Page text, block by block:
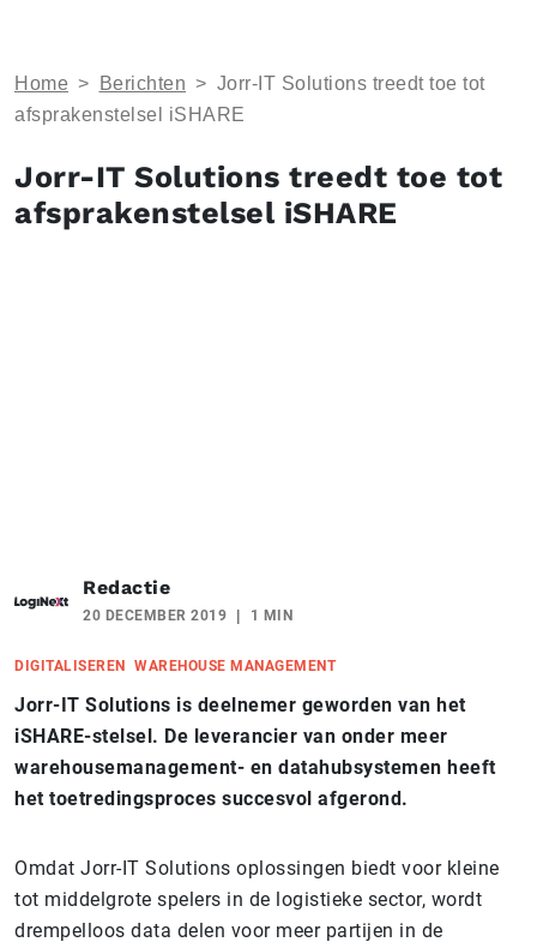
Home > Berichten > Jorr-IT Solutions treedt toe tot
afsprakenstelsel iSHARE
Jorr-IT Solutions treedt toe tot
afsprakenstelsel iSHARE
Redactie
20 DECEMBER 2019 1 MIN
DIGITALISEREN WAREHOUSE MANAGEMENT
Jorr-IT Solutions is deelnemer geworden van het
iSHARE-stelsel. De leverancier van onder meer
warehousemanagement- en datahubsystemen heeft
het toetredingsproces succesvol afgerond.
Omdat Jorr-IT Solutions oplossingen biedt voor kleine
tot middelgrote spelers in de logistieke sector, wordt
drempelloos data delen voor meer partijen in de